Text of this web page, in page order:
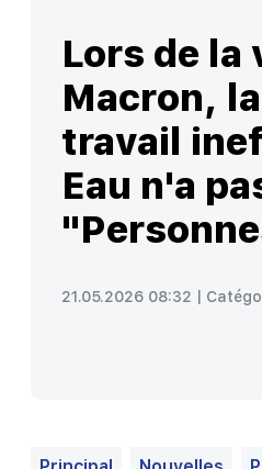
Lors de la
Macron,
travail
Eau n'a
21.05.2026 08:32 |